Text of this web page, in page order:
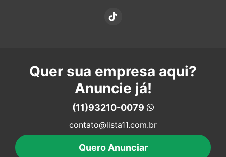
Quer sua empresa aqui?
Anuncie já!
(11)93210-0079
contato@lista11.com.br
Quero Anunciar